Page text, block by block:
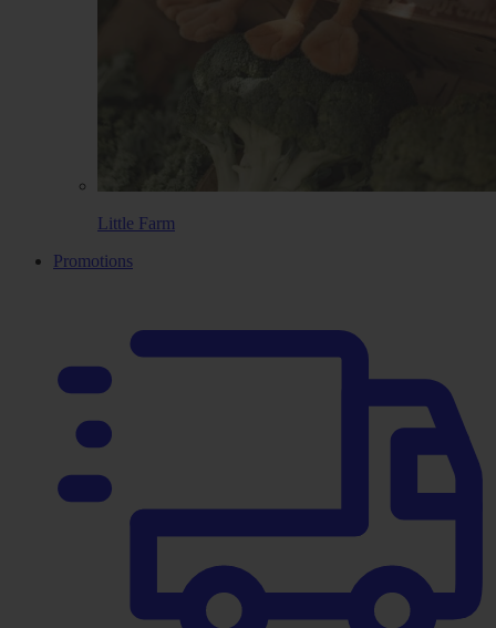
Little Farm
Promotions